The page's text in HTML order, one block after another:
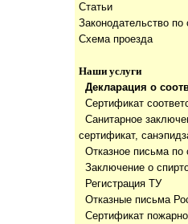
Статьи
Законодательство по
Схема проезда
Наши услуги
Декларация о
Сертификат
Санитарное
сертификат,
Отказнoе письма по
Заключение о
Регистрация ТУ
Отказные письма
Сертификат